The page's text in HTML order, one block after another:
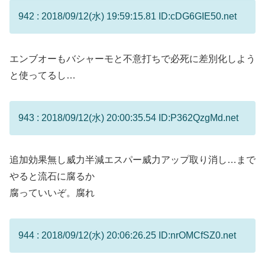
942 : 2018/09/12(水) 19:59:15.81 ID:cDG6GIE50.net
エンブオーもバシャーモと不意打ちで必死に差別化しよう
と使ってるし…
943 : 2018/09/12(水) 20:00:35.54 ID:P362QzgMd.net
追加効果無し威力半減エスパー威力アップ取り消し…まで
やると流石に腐るか
腐っていいぞ。腐れ
944 : 2018/09/12(水) 20:06:26.25 ID:nrOMCfSZ0.net